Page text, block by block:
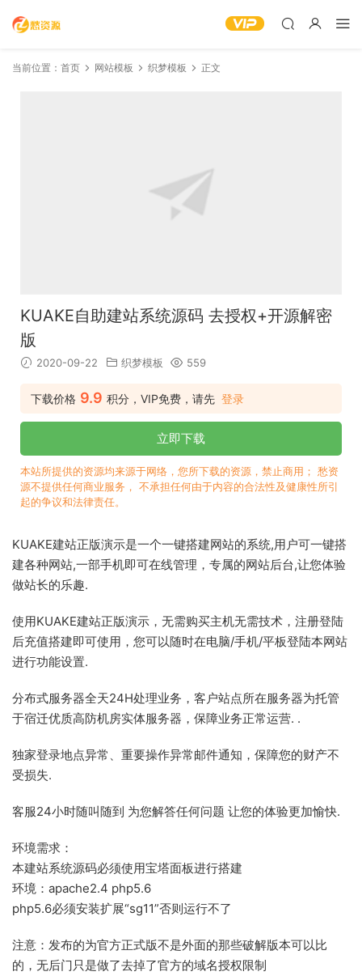
当前位置： 首页 网站模板 织梦模板 正文
KUAKE自助建站系统源码 去授权+开源解密
版
2020-09-22 织梦模板 559
下载价格 9.9 积分，VIP免费，请先 登录
立即下载
本站所提供的资源均来源于网络，您所下载的资源，禁止商用； 愁资
源不提供任何商业服务， 不承担任何由于内容的合法性及健康性所引
起的争议和法律责任。
KUAKE建站正版演示是一个一键搭建网站的系统,用户可一键搭
建各种网站,一部手机即可在线管理，专属的网站后台,让您体验
做站长的乐趣.
使用KUAKE建站正版演示，无需购买主机无需技术，注册登陆
后充值搭建即可使用，您可以随时在电脑/手机/平板登陆本网站
进行功能设置.
分布式服务器全天24H处理业务，客户站点所在服务器为托管
于宿迁优质高防机房实体服务器，保障业务正常运营. .
独家登录地点异常、重要操作异常邮件通知，保障您的财产不
受损失.
客服24小时随叫随到 为您解答任何问题 让您的体验更加愉快.
环境需求：
本建站系统源码必须使用宝塔面板进行搭建
环境：apache2.4 php5.6
php5.6必须安装扩展“sg11”否则运行不了
注意：发布的为官方正式版不是外面的那些破解版本可以比
的，无后门只是做了去掉了官方的域名授权限制